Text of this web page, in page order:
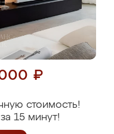
₽
стоимость!
15 минут!